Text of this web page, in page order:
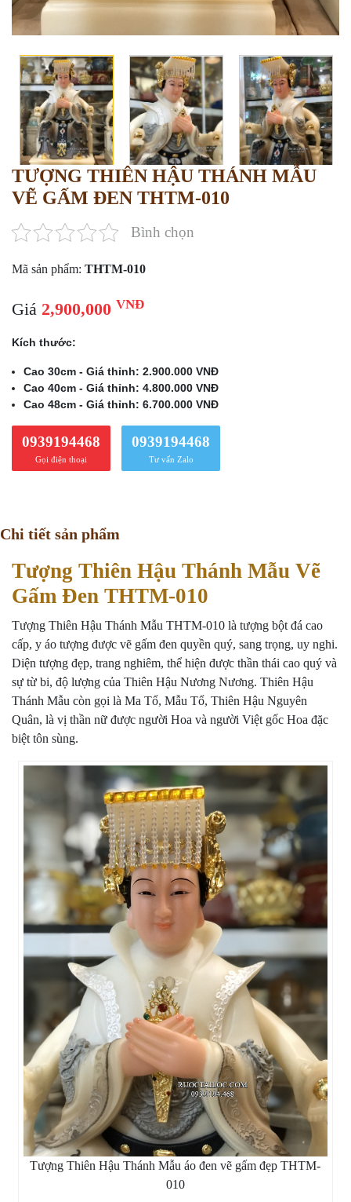
TƯỢNG THIÊN HẬU THÁNH MẪU
VẼ GẤM ĐEN THTM-010
Bình chọn
Mã sản phẩm: THTM-010
Giá 2,900,000 VNĐ
Kích thước:
Cao 30cm - Giá thỉnh: 2.900.000 VNĐ
Cao 40cm - Giá thỉnh: 4.800.000 VNĐ
Cao 48cm - Giá thỉnh: 6.700.000 VNĐ
0939194468
Gọi điện thoại
0939194468
Tư vấn Zalo
Chi tiết sản phẩm
Tượng Thiên Hậu Thánh Mẫu Vẽ
Gấm Đen THTM-010
Tượng Thiên Hậu Thánh Mẫu THTM-010 là tượng bột đá cao
cấp, y áo tượng được vẽ gấm đen quyền quý, sang trọng, uy nghi.
Diện tượng đẹp, trang nghiêm, thể hiện được thần thái cao quý và
sự từ bi, độ lượng của Thiên Hậu Nương Nương. Thiên Hậu
Thánh Mẫu còn gọi là Ma Tổ, Mẫu Tổ, Thiên Hậu Nguyên
Quân, là vị thần nữ được người Hoa và người Việt gốc Hoa đặc
biệt tôn sùng.
Tượng Thiên Hậu Thánh Mẫu áo đen vẽ gấm đẹp THTM-
010